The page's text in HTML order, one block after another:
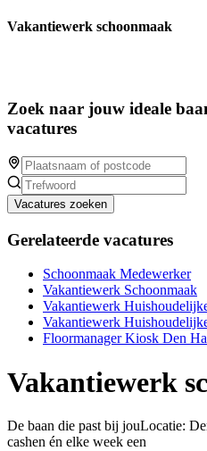
Vakantiewerk schoonmaak
Zoek naar jouw ideale
vacatures
Vacatures zoeken
Gerelateerde vacatures
Schoonmaak Medewerker
Vakantiewerk Schoonmaak
Vakantiewerk
Vakantiewerk
Floormanager Kiosk Den
Vakantiewerk
De baan die past bij jouLocatie:
cashen én elke week een